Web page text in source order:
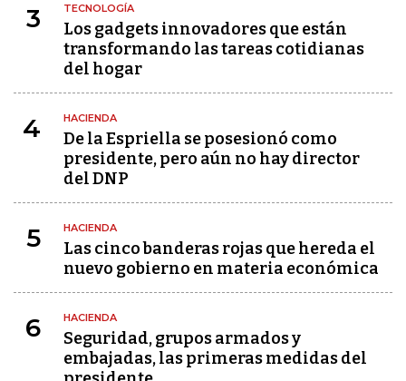
3 TECNOLOGÍA
Los gadgets innovadores que están
transformando las tareas cotidianas
del hogar
4 HACIENDA
De la Espriella se posesionó como
presidente, pero aún no hay director
del DNP
5 HACIENDA
Las cinco banderas rojas que hereda el
nuevo gobierno en materia económica
6 HACIENDA
Seguridad, grupos armados y
embajadas, las primeras medidas del